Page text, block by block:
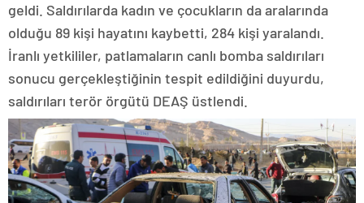
geldi. Saldırılarda kadın ve çocukların da aralarında
olduğu 89 kişi hayatını kaybetti, 284 kişi yaralandı.
İranlı yetkililer, patlamaların canlı bomba saldırıları
sonucu gerçekleştiğinin tespit edildiğini duyurdu,
saldırıları terör örgütü DEAŞ üstlendi.